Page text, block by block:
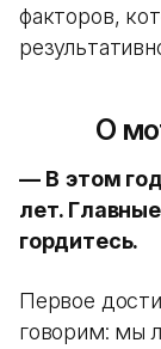
факторов,
О
— В этом
лет.
гордитесь.
Первое
говорим: мы